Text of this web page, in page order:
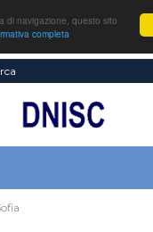
di navigazione, questo sito
completa